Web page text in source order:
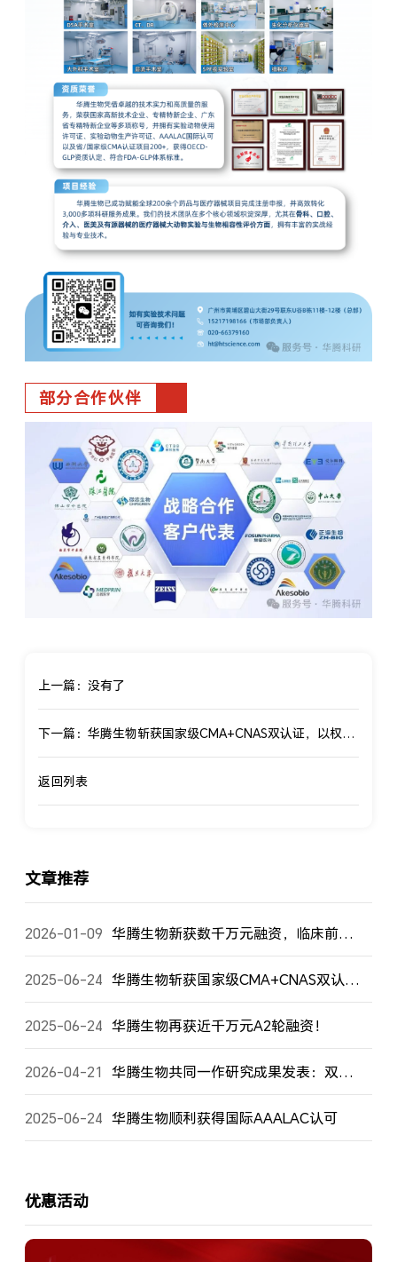
部分合作伙伴
上一篇：没有了
下一篇：华腾生物斩获国家级CMA+CNAS双认证，以权威资质赋能生物医药创新！
返回列表
文章推荐
2026-01-09 华腾生物新获数千万元融资，临床前研发服务实力再攀新高！
2025-06-24 华腾生物斩获国家级CMA+CNAS双认证，以权威资质赋能生物医药创新！
2025-06-24 华腾生物再获近千万元A2轮融资！
2026-04-21 华腾生物共同一作研究成果发表：双衍生化LC-MS/MS技术，为脂肪酸精准分析树立新标杆
2025-06-24 华腾生物顺利获得国际AAALAC认可
优惠活动